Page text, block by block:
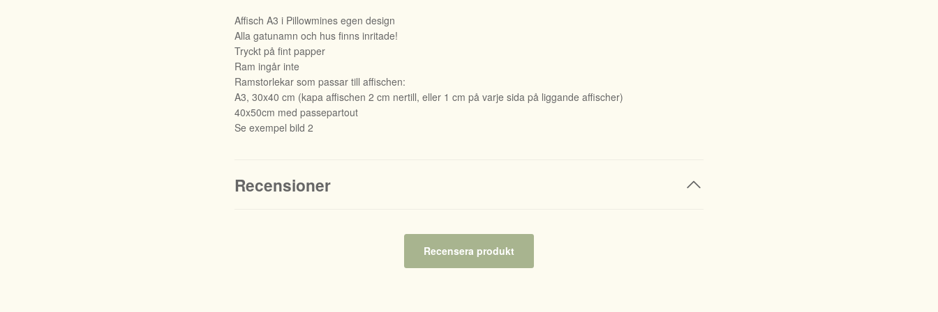
Affisch A3 i Pillowmines egen design
Alla gatunamn och hus finns inritade!
Tryckt på fint papper
Ram ingår inte
Ramstorlekar som passar till affischen:
A3, 30x40 cm (kapa affischen 2 cm nertill, eller 1 cm på varje sida på liggande affischer)
40x50cm med passepartout
Se exempel bild 2
Recensioner
Recensera produkt